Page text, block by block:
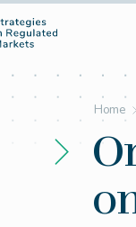
Home